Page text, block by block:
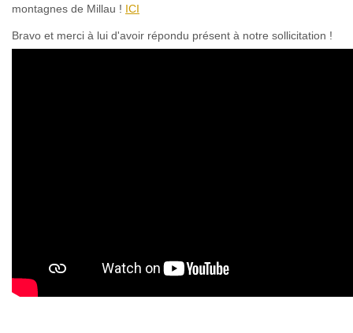
montagnes de Millau ! ICI
Bravo et merci à lui d'avoir répondu présent à notre sollicitation !